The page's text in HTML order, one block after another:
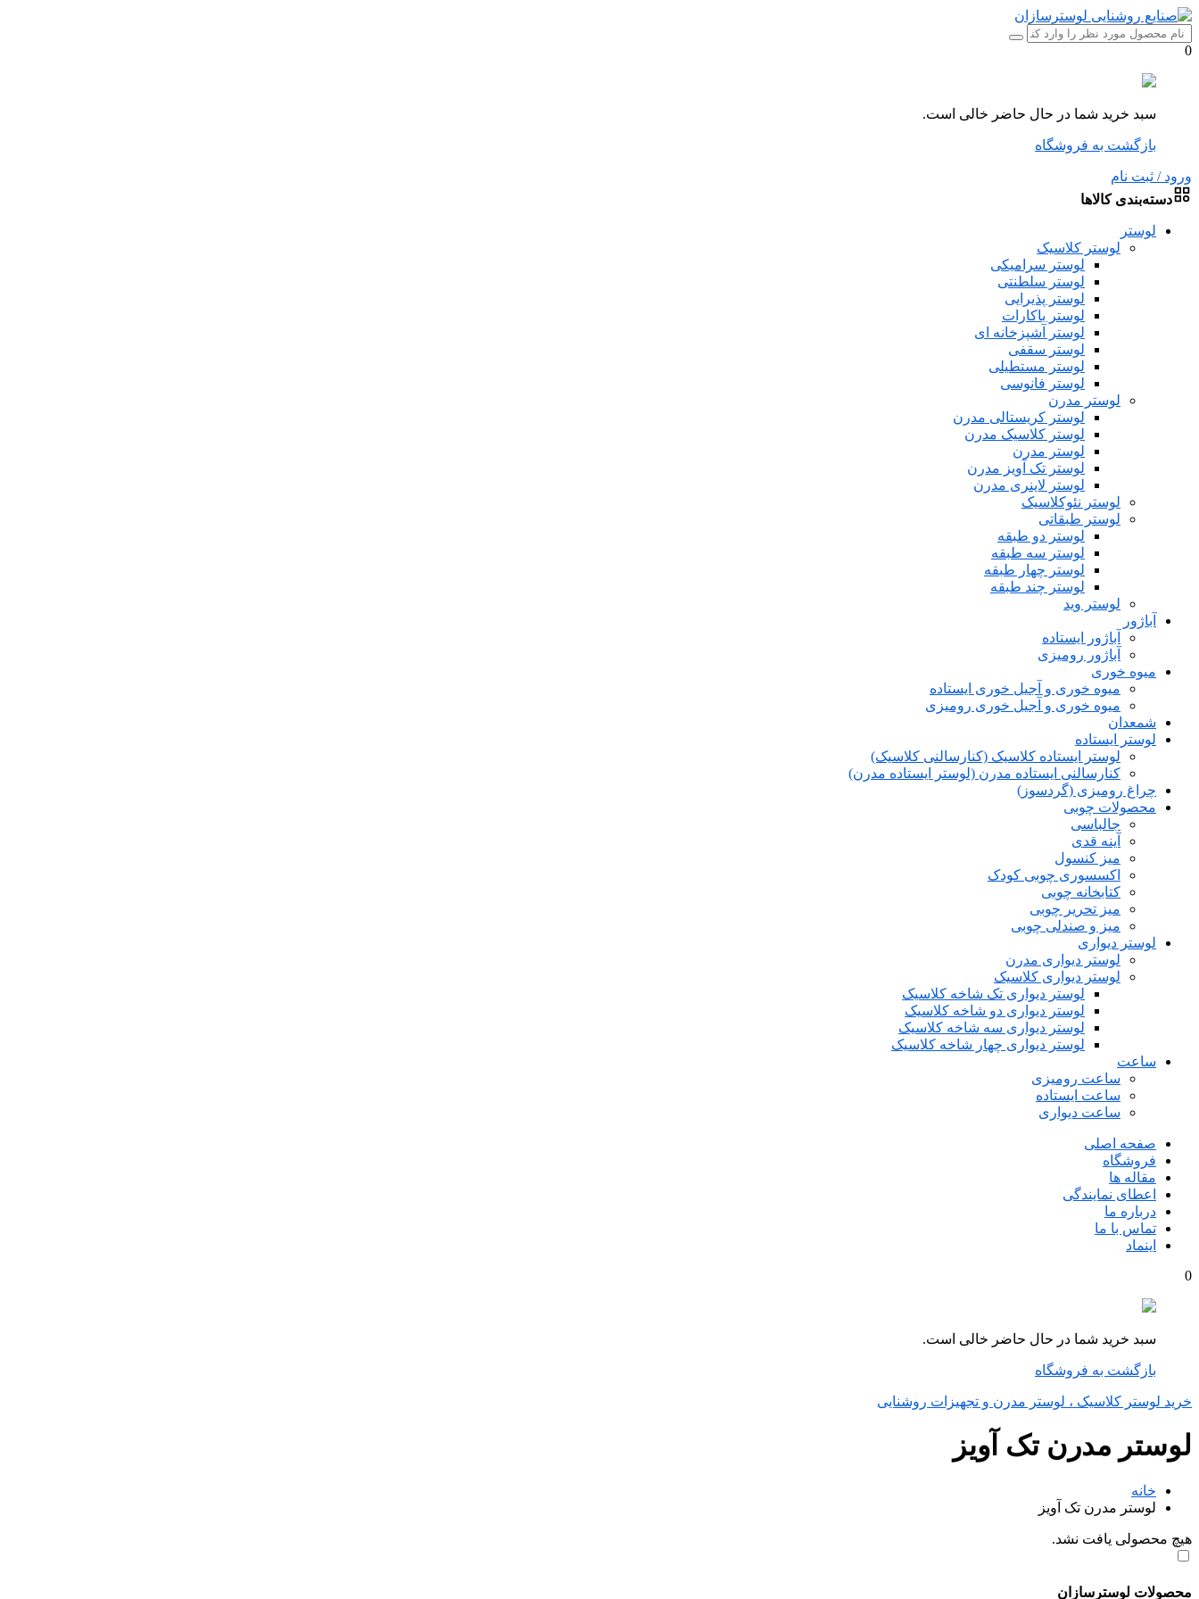
0
سبد خرید شما در حال حاضر خالی است.
بازگشت به فروشگاه
ورود / ثبت نام
دسته‌بندی کالاها
لوستر
لوستر کلاسیک
لوستر سرامیکی
لوستر سلطنتی
لوستر پذیرایی
لوستر باکارات
لوستر آشپزخانه ای
لوستر سقفی
لوستر مستطیلی
لوستر فانوسی
لوستر مدرن
لوستر کریستالی مدرن
لوستر کلاسیک مدرن
لوستر مدرن
لوستر تک آویز مدرن
لوستر لاینری مدرن
لوستر نئوکلاسیک
لوستر طبقاتی
لوستر دو طبقه
لوستر سه طبقه
لوستر چهار طبقه
لوستر چند طبقه
لوستر وید
آباژور
آباژور ایستاده
آباژور رومیزی
میوه خوری
میوه خوری و آجیل خوری ایستاده
میوه خوری و آجیل خوری رومیزی
شمعدان
لوستر ایستاده
لوستر ایستاده کلاسیک (کنارسالنی کلاسیک)
کنارسالنی ایستاده مدرن (لوستر ایستاده مدرن)
چراغ رومیزی (گردسوز)
محصولات چوبی
جالباسی
آینه قدی
میز کنسول
اکسسوری چوبی کودک
کتابخانه چوبی
میز تحریر چوبی
میز و صندلی چوبی
لوستر دیواری
لوستر دیواری مدرن
لوستر دیواری کلاسیک
لوستر دیواری تک شاخه کلاسیک
لوستر دیواری دو شاخه کلاسیک
لوستر دیواری سه شاخه کلاسیک
لوستر دیواری چهار شاخه کلاسیک
ساعت
ساعت رومیزی
ساعت ایستاده
ساعت دیواری
صفحه اصلی
فروشگاه
مقاله ها
اعطای نمایندگی
درباره ما
تماس با ما
اینماد
0
سبد خرید شما در حال حاضر خالی است.
بازگشت به فروشگاه
خرید لوستر کلاسیک ، لوستر مدرن و تجهیزات روشنایی
لوستر مدرن تک آویز
خانه
لوستر مدرن تک آویز
هیچ محصولی یافت نشد.
محصولات لوسترسازان